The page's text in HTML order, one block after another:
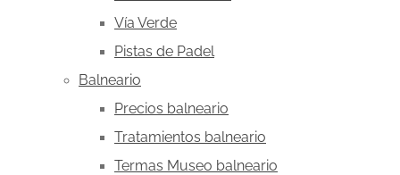
Vía Verde
Pistas de Padel
Balneario
Precios balneario
Tratamientos balneario
Termas Museo balneario